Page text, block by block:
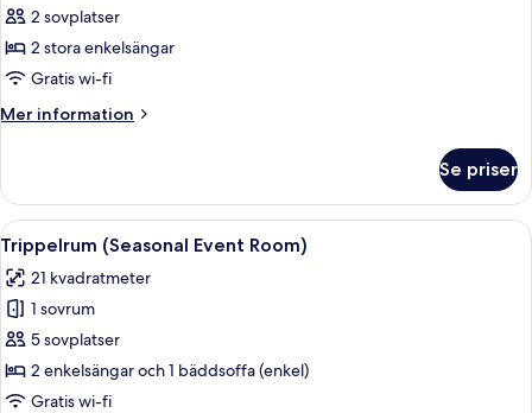
Tvåbäddsrum
(Seasonal
Event
2 sovplatser
2 stora enkelsängar
Gratis wi-fi
Mer information
Mer
(Seasonal
Event
Room)
Se priser
Öppna
alla
foton
för
Trippelrum
(Seasonal
Event
Ett hotellrum med två sängar, en
7
Trippelrum (Seasonal Event Room)
21 kvadratmeter
1 sovrum
5 sovplatser
2 enkelsängar och 1 bäddsoffa (enkel)
Gratis wi-fi